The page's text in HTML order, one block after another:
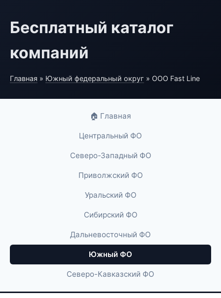
Бесплатный каталог
компаний
Главная » Южный федеральный округ » ООО Fast Line
🏠 Главная
Центральный ФО
Северо-Западный ФО
Приволжский ФО
Уральский ФО
Сибирский ФО
Дальневосточный ФО
Южный ФО
Северо-Кавказский ФО